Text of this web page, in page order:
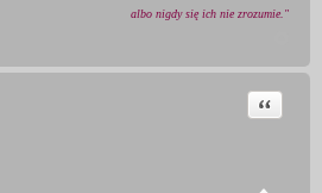
albo nigdy się ich nie zrozumie."
Cytuj